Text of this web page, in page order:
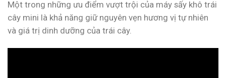
Một trong những ưu điểm vượt trội của máy sấy khô trái
cây mini là khả năng giữ nguyên vẹn hương vị tự nhiên
và giá trị dinh dưỡng của trái cây.